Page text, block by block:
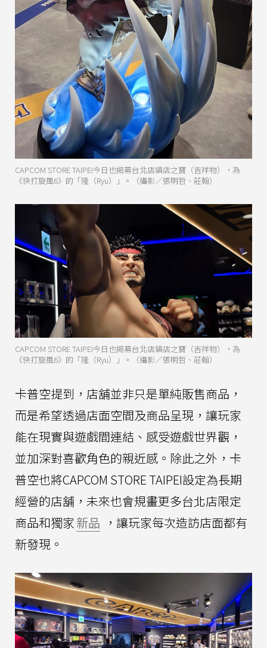
CAPCOM STORE TAIPEI今日也揭幕台北店鎮店之寶（吉祥物），為
《快打旋風6》的「隆（Ryu）」。（攝影／張明哲、莊翰）
CAPCOM STORE TAIPEI今日也揭幕台北店鎮店之寶（吉祥物），為
《快打旋風6》的「隆（Ryu）」。（攝影／張明哲、莊翰）
卡普空提到，店舖並非只是單純販售商品，
而是希望透過店面空間及商品呈現，讓玩家
能在現實與遊戲間連結、感受遊戲世界觀，
並加深對喜歡角色的親近感。除此之外，卡
普空也將CAPCOM STORE TAIPEI設定為長期
經營的店舖，未來也會規畫更多台北店限定
商品和獨家 新品 ，讓玩家每次造訪店面都有
新發現。